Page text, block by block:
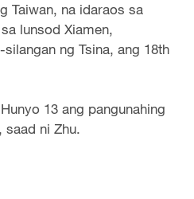
Taiwan, na idaraos sa
lunsod Xiamen,
ng Tsina, ang 18th
13 ang pangunahing
saad ni Zhu.